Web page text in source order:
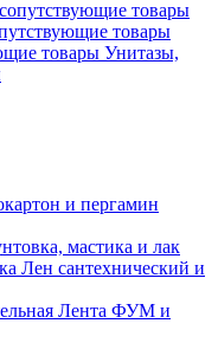
товары
Унитазы,
и пергамин
мастика и лак
Лен сантехнический и
Лента ФУМ и